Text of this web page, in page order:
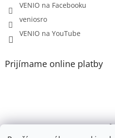
VENIO na Facebooku
veniosro
VENIO na YouTube
Prijímame online platby
VENIO, s.r.o. -
Videonávody YouTube k